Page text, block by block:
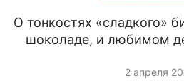
О тонкостях «сладкого»
шоколаде, и любимом
2 апреля